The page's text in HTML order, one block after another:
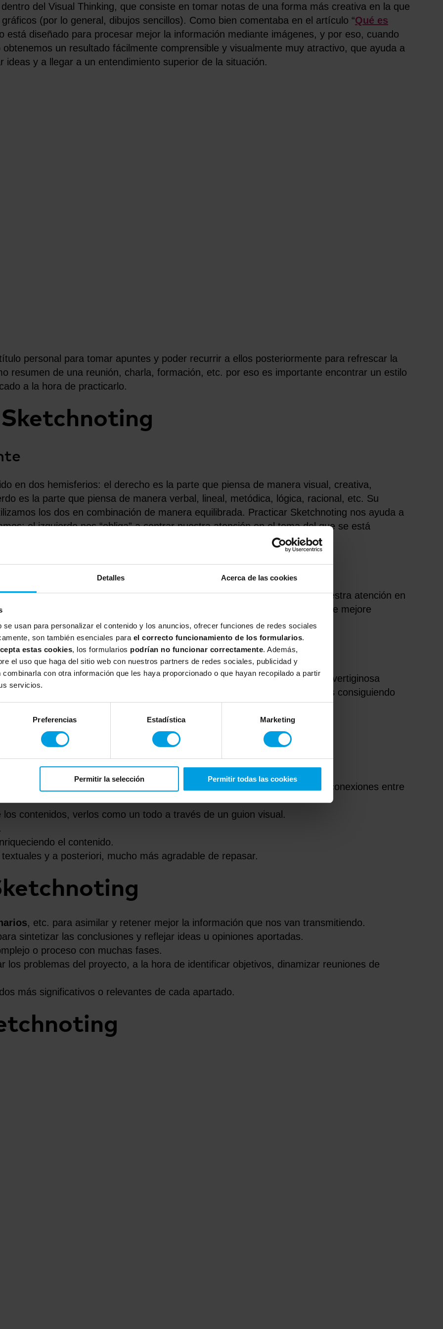
Detalles Acerca de las cookies
usan para personalizar el contenido y los anuncios, ofrecer funciones de redes sociales
son también esenciales para el correcto funcionamiento de los formularios.
estas cookies, los formularios podrían no funcionar correctamente. Además,
el uso que haga del sitio web con nuestros partners de redes sociales, publicidad y
con otra información que les haya proporcionado o que hayan recopilado a partir
servicios.
Preferencias Estadística Marketing
Permitir la selección Permitir todas las cookies
del Visual Thinking, que consiste en tomar notas de una forma más creativa en la que
(por lo general, dibujos sencillos). Como bien comentaba en el artículo “Qué es
está diseñado para procesar mejor la información mediante imágenes, y por eso, cuando
un resultado fácilmente comprensible y visualmente muy atractivo, que ayuda a
y a llegar a un entendimiento superior de la situación.
personal para tomar apuntes y poder recurrir a ellos posteriormente para refrescar la
resumen de una reunión, charla, formación, etc. por eso es importante encontrar un estilo
a la hora de practicarlo.
en dos hemisferios: el derecho es la parte que piensa de manera visual, creativa,
es la parte que piensa de manera verbal, lineal, metódica, lógica, racional, etc. Su
los dos en combinación de manera equilibrada. Practicar Sketchnoting nos ayuda a
el izquierdo nos “obliga” a centrar nuestra atención en el tema del que se está
que vamos recogiendo, en imágenes.
más detalles que cuando sólo tomamos notas “planas”. Al centrar nuestra atención en
unas conexiones internas de manera inconsciente que hacen que mejore
importantes
vivimos en un mundo cambiante que se mueve a una velocidad vertiginosa
y practicar Sketchnoting nos ayuda a aislar los contenidos más relevantes consiguiendo
filtrar la información.
Sketchnoting
la concentración.
reducirlas a la esencia de lo comprensible y de ser capaz de establecer conexiones entre
contenidos, verlos como un todo a través de un guion visual.
el contenido.
y a posteriori, mucho más agradable de repasar.
, etc. para asimilar y retener mejor la información que nos van transmitiendo.
sintetizar las conclusiones y reflejar ideas u opiniones aportadas.
o proceso con muchas fases.
los problemas del proyecto, a la hora de identificar objetivos, dinamizar reuniones de
más significativos o relevantes de cada apartado.